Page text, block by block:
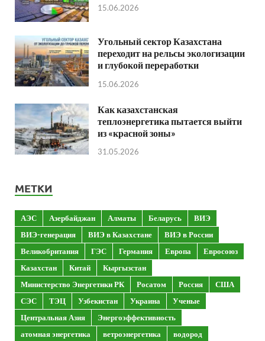
15.06.2026
Угольный сектор Казахстана
переходит на рельсы экологизации
и глубокой переработки
15.06.2026
Как казахстанская
теплоэнергетика пытается выйти
из «красной зоны»
31.05.2026
МЕТКИ
АЭС Азербайджан Алматы Беларусь
ВИЭ
ВИЭ-генерация
ВИЭ в Казахстане
ВИЭ в России
Великобритания
ГЭС Германия Европа
Евросоюз
Казахстан
Китай
Кыргызстан
Министерство Энергетики РК
Росатом Россия
США
СЭС
ТЭЦ Узбекистан Украина
Ученые
Центральная Азия
Энергоэффективность
атомная энергетика
ветроэнергетика
водород